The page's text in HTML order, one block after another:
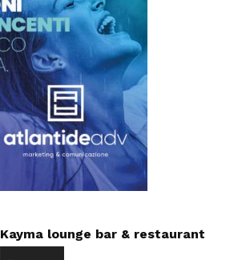
Kayma lounge bar & restaurant